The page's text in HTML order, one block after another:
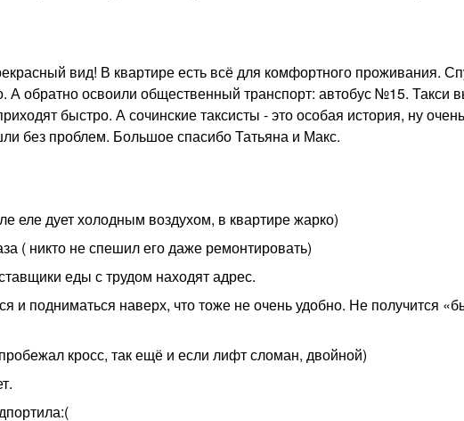
вид! В квартире есть всё для комфортного проживания.
А обратно освоили общественный транспорт: автобус №15. Такси
быстро. А сочинские таксисты - это особая история, ну
без проблем. Большое спасибо Татьяна и Макс.
еле дует холодным воздухом, в квартире жарко)
( никто не спешил его даже ремонтировать)
еды с трудом находят адрес.
и подниматься наверх, что тоже не очень удобно. Не получится
кросс, так ещё и если лифт сломан, двойной)